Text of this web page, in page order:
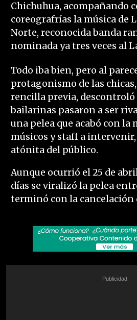
Chichuhua, acompañando
coreografrías la música de
Norte, reconocida banda
nominada ya tres veces al
Todo iba bien, pero al
protagonismo de las
rencilla previa, descontroló
bailarinas pasaron a ser
una pelea que acabó con la
músicos y staff a
atónita del público.
Aunque ocurrió el 25 de
días se viralizó la pelea
terminó con la cancelación